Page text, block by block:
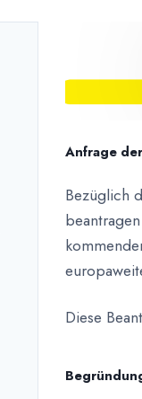
Anfrage
Bezüglich
Diese